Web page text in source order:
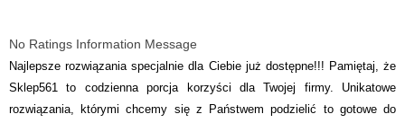
No Ratings Information Message
Najlepsze rozwiązania specjalnie dla Ciebie już dostępne!!! Pamiętaj, że
Sklep561 to codzienna porcja korzyści dla Twojej firmy. Unikatowe
rozwiązania, którymi chcemy się z Państwem podzielić to gotowe do